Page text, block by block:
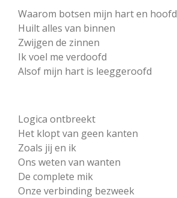
Waarom botsen mijn hart en hoofd
Huilt alles van binnen
Zwijgen de zinnen
Ik voel me verdoofd
Alsof mijn hart is leeggeroofd
Logica ontbreekt
Het klopt van geen kanten
Zoals jij en ik
Ons weten van wanten
De complete mik
Onze verbinding bezweek